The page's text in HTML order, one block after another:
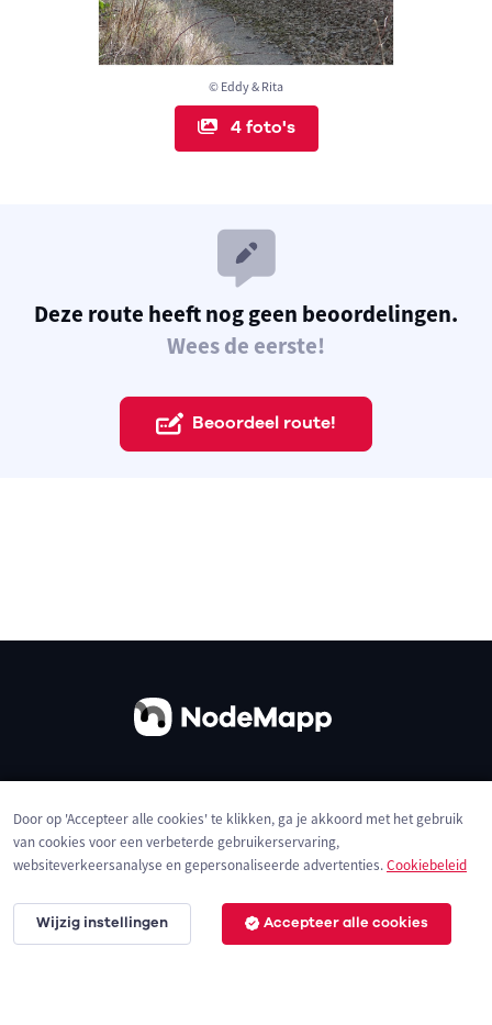
© Eddy & Rita
4 foto's
Deze route heeft nog geen beoordelingen.
Wees de eerste!
Beoordeel route!
Privacybeleid Cookies
Door op 'Accepteer alle cookies' te klikken, ga je akkoord met het gebruik
van cookies voor een verbeterde gebruikerservaring,
websiteverkeersanalyse en gepersonaliseerde advertenties.Cookiebeleid
Wijzig instellingen Accepteer alle cookies